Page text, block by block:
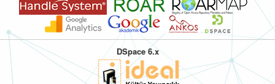
DSpace 6.x